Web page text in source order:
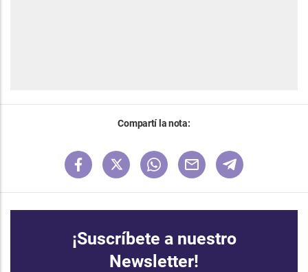
Compartí la nota:
¡Suscríbete a nuestro
Newsletter!